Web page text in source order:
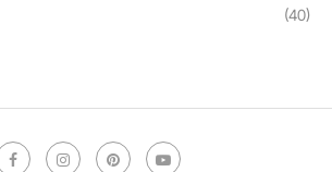
(40)